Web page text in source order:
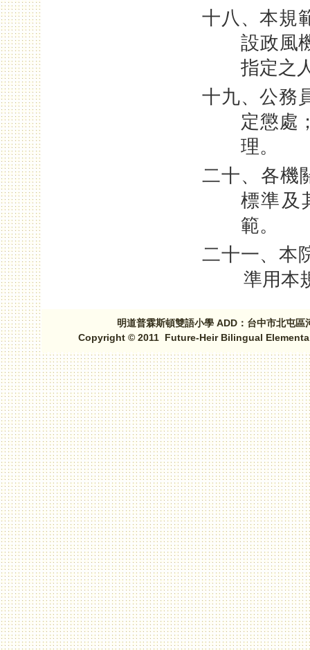
十八、本規
設政風
指定之
十九、公務
定懲處
理。
二十、各機
標準及
範。
二十一、本
準用本
明道普霖斯頓雙語小學 ADD：台中市北屯
Copyright © 2011 Future-Heir Bilingual